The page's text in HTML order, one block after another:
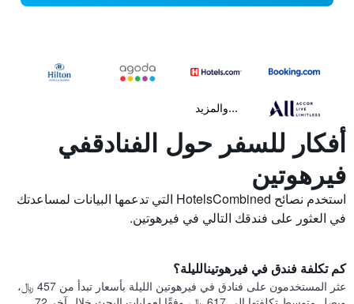
...والمزيد
أفكار للسفر حول الفنادقفي
فيرهوتين
استخدم نصائح HotelsCombined التي تدعمها البيانات لمساعدتك
في العثور على فندقك التالي في فيرهوتين.
كم تكلفة فندق في فيرهوتينالليلة؟
عثر المستخدمون على فنادق في فيرهوتين الليلة بأسعار تبدأ من 457 ﷼،